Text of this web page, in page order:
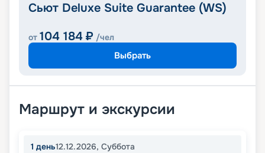
Сьют Deluxe Suite Guarantee (WS)
от 104 184 ₽ /чел
Выбрать
Маршрут и экскурсии
1 день12.12.2026, Суббота